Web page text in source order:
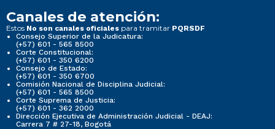
Canales de atención:
Estos No son canales oficiales para tramitar PQRSDF
Consejo Superior de la Judicatura:
(+57) 601 - 565 8500
Corte Constitucional:
(+57) 601 - 350 6200
Consejo de Estado:
(+57) 601 - 350 6700
Comisión Nacional de Disciplina Judicial:
(+57) 601 - 565 8500
Corte Suprema de Justicia:
(+57) 601 - 362 2000
Dirección Ejecutiva de Administración Judicial - DEAJ:
Carrera 7 # 27-18, Bogotá